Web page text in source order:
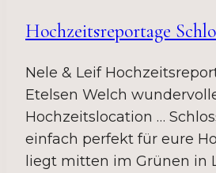
Hochzeitsreportage
Nele & Leif
Etelsen Welch
Hochzeitslocation …
einfach perfekt für eure
liegt mitten im Grünen in